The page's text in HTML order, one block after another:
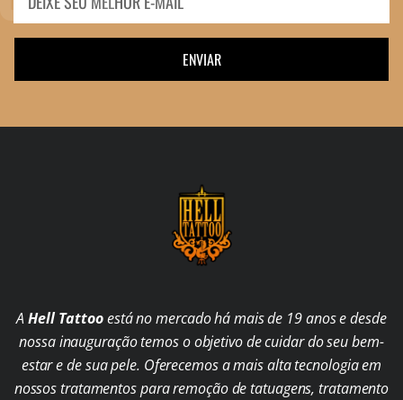
ENVIAR
AHell Tattooestá no mercado há mais de 19 anos e desde
nossa inauguração temos o objetivo de cuidar do seu bem-
estar e de sua pele. Oferecemos a mais alta tecnologia em
nossos tratamentos para remoção de tatuagens, tratamento